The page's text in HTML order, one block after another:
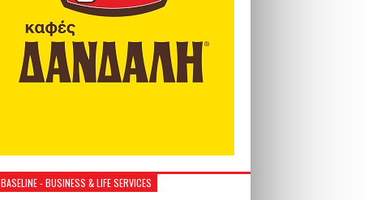
BASELINE - BUSINESS & LIFE SERVICES